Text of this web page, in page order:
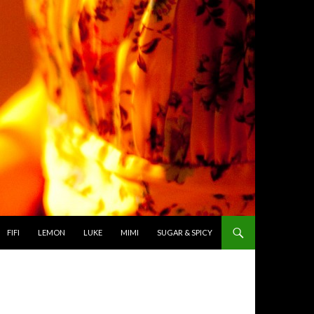
FIFI
LEMON LUKE MIMI SUGAR & SPICY